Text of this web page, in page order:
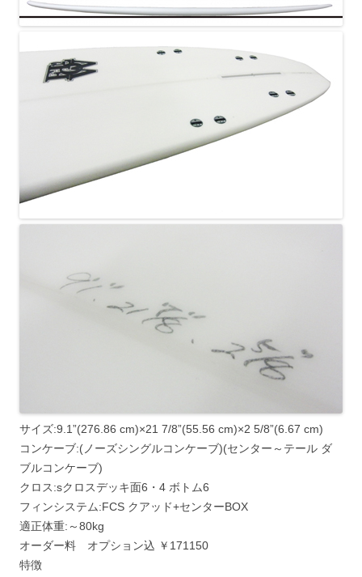
サイズ:9.1”(276.86 cm)×21 7/8”(55.56 cm)×2 5/8”(6.67 cm)
コンケーブ:(ノーズシングルコンケーブ)(センター～テール ダ
ブルコンケーブ)
クロス:sクロスデッキ面6・4 ボトム6
フィンシステム:FCS クアッド+センターBOX
適正体重:～80kg
オーダー料 オプション込 ￥171150
特徴